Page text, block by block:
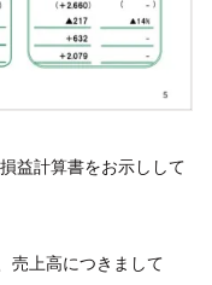
益計算書をお示しして
売上高につきまして